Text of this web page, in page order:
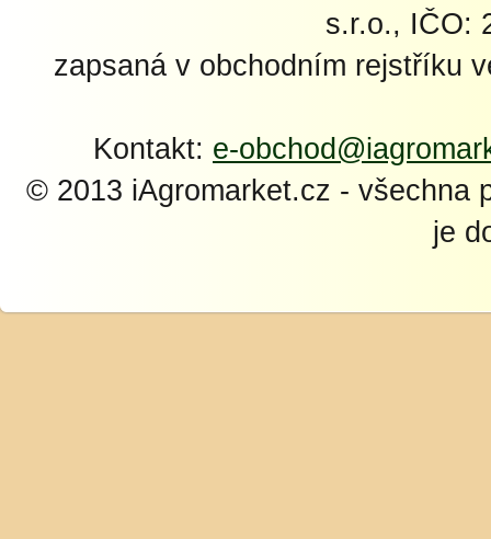
s.r.o., IČO:
zapsaná v obchodním rejstříku
Kontakt: e-
© 2013 iAgromarket.cz - všechna
je